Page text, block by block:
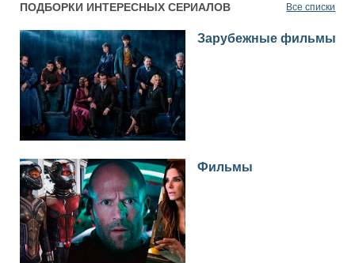
ПОДБОРКИ ИНТЕРЕСНЫХ СЕРИАЛОВ Все списки
Зарубежные фильмы
Фильмы